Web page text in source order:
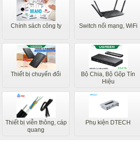
Chính sách công ty Switch nối mạng, WiFi
Thiết bị chuyển đổi
Bộ Chia, Bộ Gộp Tín
Hiệu
Thiết bị viễn thông, cáp
quang
Phụ kiện DTECH